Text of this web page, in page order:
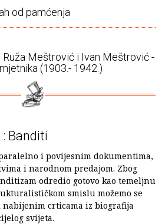
od pamćenja
Ruža Meštrović i Ivan Meštrović -
(1903.- 1942.)
Banditi
i povijesnim dokumentima,
i narodnom predajom. Zbog
odredio gotovo kao temeljnu
smislu možemo se
crticama iz biografija
svijeta.